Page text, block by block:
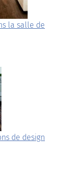
la salle de
de design